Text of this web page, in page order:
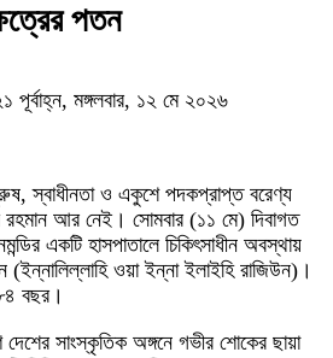
পতন
মঙ্গলবার, ১২ মে ২০২৬
পুরুষ, স্বাধীনতা ও একুশে পদকপ্রাপ্ত বরেণ্য
আর নেই। সোমবার (১১ মে) দিবাগত
একটি হাসপাতালে চিকিৎসাধীন অবস্থায়
(ইন্নালিল্লাহি ওয়া ইন্না ইলাইহি রাজিউন)।
বছর।
সাংস্কৃতিক অঙ্গনে গভীর শোকের ছায়া